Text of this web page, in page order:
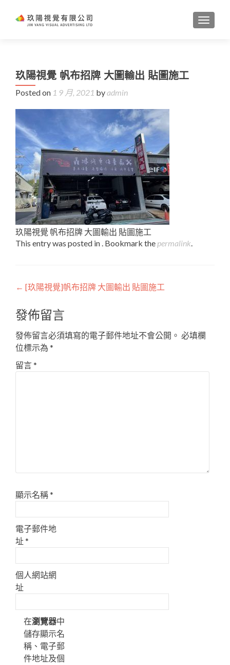
玖陽視覺 帆布招牌 大圖輸出 貼圖施工
Posted on 1 9 月, 2021 byadmin
玖陽視覺 帆布招牌 大圖輸出 貼圖施工
This entry was posted in . Bookmark the permalink.
Post
navigation
← [玖陽視覺]帆布招牌 大圖輸出 貼圖施工
發佈留言
發佈留言必須填寫的電子郵件地址不會公開。 必填欄
位標示為 *
留言*
顯示名稱*
電子郵件地
址*
個人網站網
址
在瀏覽器中
儲存顯示名
稱、電子郵
件地址及個